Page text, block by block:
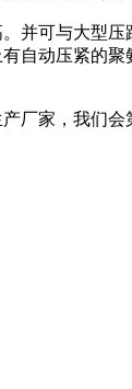
并可与大型
自动压紧的
厂家，我们